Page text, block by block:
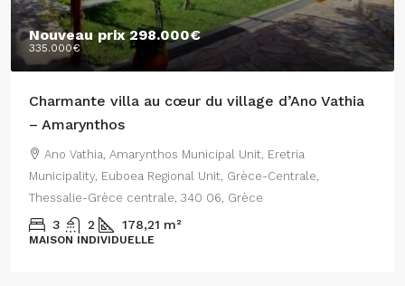
Nouveau prix298.000€
335.000€
Charmante villa au cœur du village d’Ano Vathia
– Amarynthos
Ano Vathia, Amarynthos Municipal Unit, Eretria
Municipality, Euboea Regional Unit, Grèce-Centrale,
Thessalie-Grèce centrale, 340 06, Grèce
3 2 178,21 m²
MAISON INDIVIDUELLE